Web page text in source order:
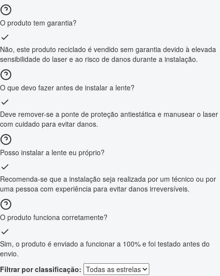
O produto tem garantia?
Não, este produto reciclado é vendido sem garantia devido à elevada
sensibilidade do laser e ao risco de danos durante a instalação.
O que devo fazer antes de instalar a lente?
Deve remover-se a ponte de proteção antiestática e manusear o laser
com cuidado para evitar danos.
Posso instalar a lente eu próprio?
Recomenda-se que a instalação seja realizada por um técnico ou por
uma pessoa com experiência para evitar danos irreversíveis.
O produto funciona corretamente?
Sim, o produto é enviado a funcionar a 100% e foi testado antes do
envio.
Filtrar por classificação: